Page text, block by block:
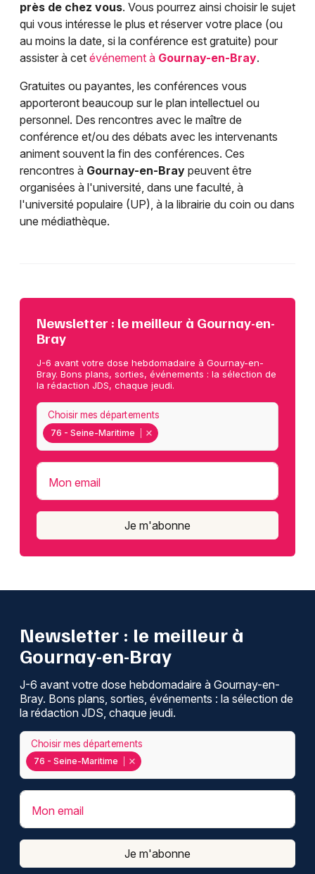
près de chez vous. Vous pourrez ainsi choisir le sujet
qui vous intéresse le plus et réserver votre place (ou
au moins la date, si la conférence est gratuite) pour
assister à cet événement à Gournay-en-Bray.
Gratuites ou payantes, les conférences vous
apporteront beaucoup sur le plan intellectuel ou
personnel. Des rencontres avec le maître de
conférence et/ou des débats avec les intervenants
animent souvent la fin des conférences. Ces
rencontres à Gournay-en-Bray peuvent être
organisées à l'université, dans une faculté, à
l'université populaire (UP), à la librairie du coin ou dans
une médiathèque.
Newsletter : le meilleur à Gournay-en-
Bray
J-6 avant votre dose hebdomadaire à Gournay-en-
Bray. Bons plans, sorties, événements : la sélection de
la rédaction JDS, chaque jeudi.
76 - Seine-Maritime
Choisir mes départements
Mon email
Je m'abonne
Newsletter : le meilleur à
Gournay-en-Bray
J-6 avant votre dose hebdomadaire à Gournay-en-
Bray. Bons plans, sorties, événements : la sélection de
la rédaction JDS, chaque jeudi.
76 - Seine-Maritime
Choisir mes départements
Mon email
Je m'abonne